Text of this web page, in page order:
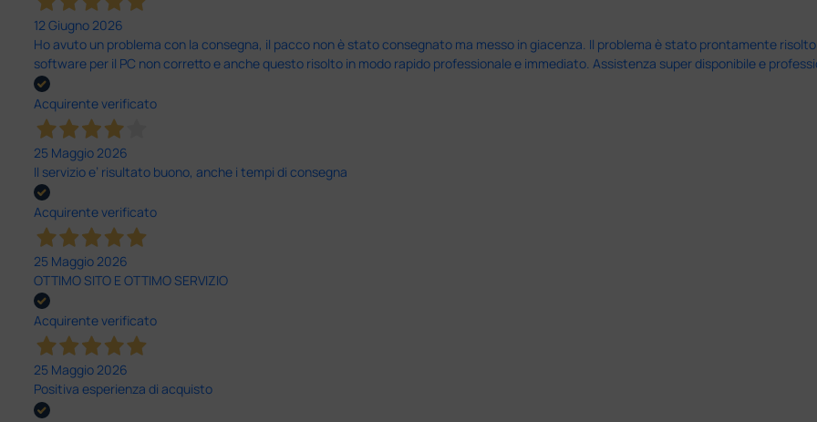
12 Giugno 2026
Ho avuto un problema con la consegna, il pacco non è stato consegnato ma messo in giacenza. Il problema è stato prontamente
software per il PC non corretto e anche questo risolto in modo rapido professionale e immediato. Assistenza super disponibile e
Acquirente verificato
25 Maggio 2026
Il servizio e’ risultato buono, anche i tempi di consegna
Acquirente verificato
25 Maggio 2026
OTTIMO SITO E OTTIMO SERVIZIO
Acquirente verificato
25 Maggio 2026
Positiva esperienza di acquisto